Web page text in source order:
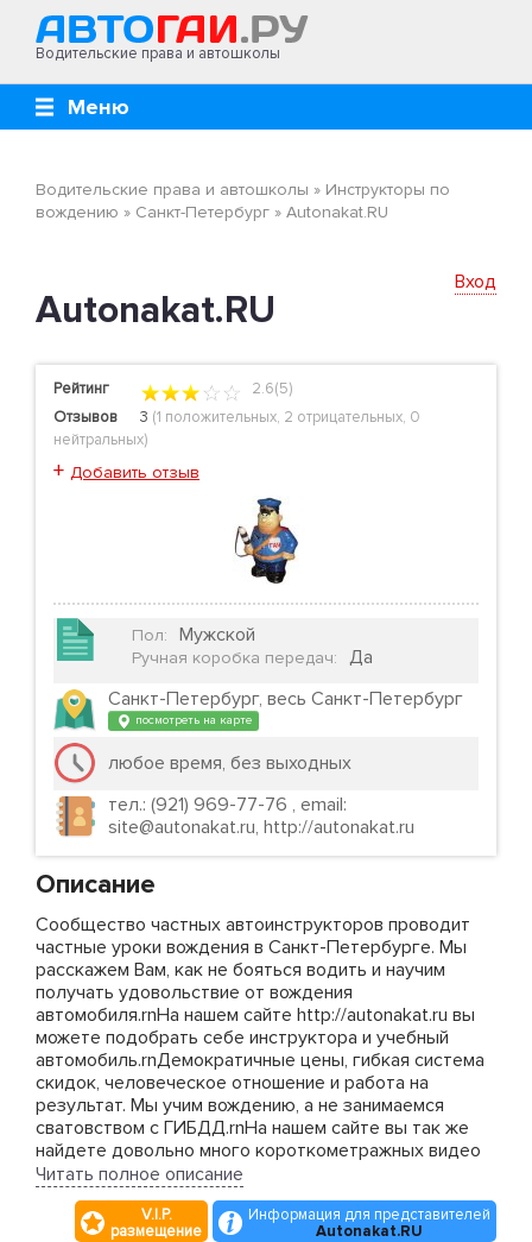
Водительские права и автошколы
Меню
Водительские права и автошколы » Инструкторы по
вождению » Санкт-Петербург » Autonakat.RU
Вход
Autonakat.RU
Рейтинг
2.6(5)
Отзывов
3 (1 положительных, 2 отрицательных, 0
нейтральных)
+ Добавить отзыв
Пол: Мужской
Ручная коробка передач:
Да
Санкт-Петербург, весь Санкт-Петербург
посмотреть на карте
любое время, без выходных
тел.: (921) 969-77-76 , email:
site@autonakat.ru, http://autonakat.ru
Описание
Сообщество частных автоинструкторов проводит
частные уроки вождения в Санкт-Петербурге. Мы
расскажем Вам, как не бояться водить и научим
получать удовольствие от вождения
автомобиля.rnНа нашем сайте http://autonakat.ru вы
можете подобрать себе инструктора и учебный
автомобиль.rnДемократичные цены, гибкая система
скидок, человеческое отношение и работа на
результат. Мы учим вождению, а не занимаемся
сватовством с ГИБДД.rnНа нашем сайте вы так же
найдете довольно много короткометражных видео
уроков, в которых инструктор рассказывает
тонкости и хитрости вождения автомобиля, а так же
объясняет типовые ситуации на дороге.
Читать полное описание
V.I.P.
размещение
Информация для представителей
Autonakat.RU